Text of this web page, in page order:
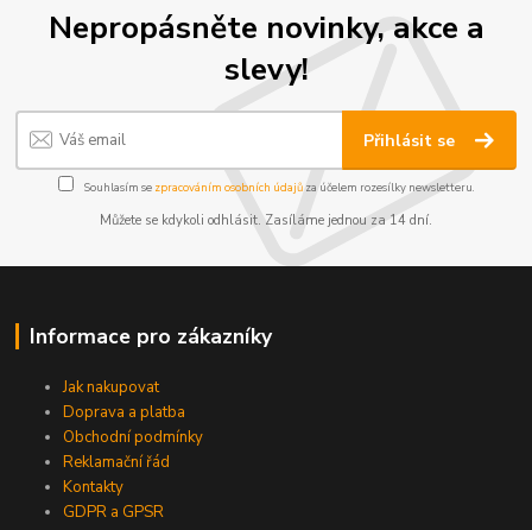
Nepropásněte novinky, akce a
slevy!
Přihlásit se
Souhlasím se zpracováním osobních údajůza účelem rozesílky newsletteru.
Můžete se kdykoli odhlásit. Zasíláme jednou za 14 dní.
Informace pro zákazníky
Jak nakupovat
Doprava a platba
Obchodní podmínky
Reklamační řád
Kontakty
GDPR a GPSR